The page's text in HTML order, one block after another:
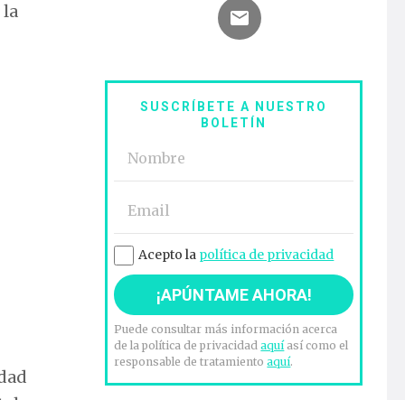
la
SUSCRÍBETE A NUESTRO
BOLETÍN
Acepto la política de privacidad
Puede consultar más información acerca
de la política de privacidadaquíasí como el
responsable de tratamientoaquí.